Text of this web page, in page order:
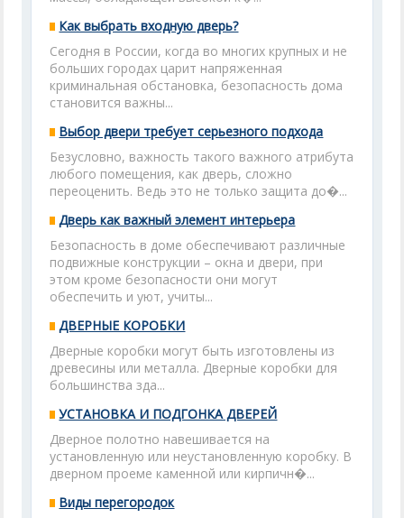
Как выбрать входную дверь?
Сегодня в России, когда во многих крупных и не
больших городах царит напряженная
криминальная обстановка, безопасность дома
становится важны...
Выбор двери требует серьезного подхода
Безусловно, важность такого важного атрибута
любого помещения, как дверь, сложно
переоценить. Ведь это не только защита до�...
Дверь как важный элемент интерьера
Безопасность в доме обеспечивают различные
подвижные конструкции – окна и двери, при
этом кроме безопасности они могут
обеспечить и уют, учиты...
ДВЕРНЫЕ КОРОБКИ
Дверные коробки могут быть изготовлены из
древесины или металла. Дверные коробки для
большинства зда...
УСТАНОВКА И ПОДГОНКА ДВЕРЕЙ
Дверное полотно навешивается на
установленную или неустановленную коробку. В
дверном проеме каменной или кирпичн�...
Виды перегородок